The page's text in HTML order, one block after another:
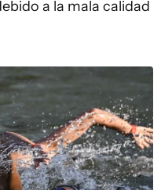
a la mala calidad